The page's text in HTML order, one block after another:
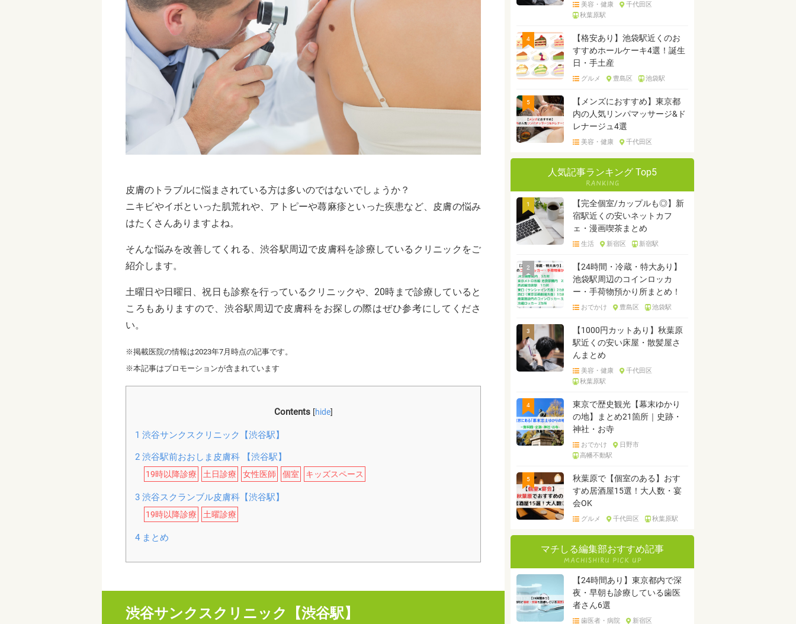
皮膚のトラブルに悩まされている方は多いのではないでしょうか？
ニキビやイボといった肌荒れや、アトピーや蕁麻疹といった疾患など、皮膚の悩み
はたくさんありますよね。
そんな悩みを改善してくれる、渋谷駅周辺で皮膚科を診療しているクリニックをご
紹介します。
土曜日や日曜日、祝日も診察を行っているクリニックや、20時まで診療していると
ころもありますので、渋谷駅周辺で皮膚科をお探しの際はぜひ参考にしてくださ
い。
※掲載医院の情報は2023年7月時点の記事です。
※本記事はプロモーションが含まれています
Contents [hide]
1 渋谷サンクスクリニック【渋谷駅】
2渋谷駅前おおしま皮膚科 【渋谷駅】
19時以降診療 土日診療 女性医師 個室 キッズスペース
3渋谷スクランブル皮膚科【渋谷駅】
19時以降診療 土曜診療
4まとめ
渋谷サンクスクリニック【渋谷駅】
美容・健康
千代田区
秋葉原駅
4
【格安あり】池袋駅近くのお
すすめホールケーキ4選！誕生
日・手土産
グルメ 豊島区 池袋駅
5
【メンズにおすすめ】東京都
内の人気リンパマッサージ&ド
レナージュ4選
美容・健康 千代田区
人気記事ランキング Top5
1
【完全個室/カップルも◎】新
宿駅近くの安いネットカフ
ェ・漫画喫茶まとめ
生活 新宿区 新宿駅
2
【24時間・冷蔵・特大あり】
池袋駅周辺のコインロッカ
ー・手荷物預かり所まとめ！
おでかけ 豊島区 池袋駅
3
【1000円カットあり】秋葉原
駅近くの安い床屋・散髪屋さ
んまとめ
美容・健康
千代田区
秋葉原駅
4
東京で歴史観光【幕末ゆかり
の地】まとめ21箇所｜史跡・
神社・お寺
おでかけ
日野市
高幡不動駅
5
秋葉原で【個室のある】おす
すめ居酒屋15選！大人数・宴
会OK
グルメ 千代田区 秋葉原駅
マチしる編集部おすすめ記事
【24時間あり】東京都内で深
夜・早朝も診療している歯医
者さん6選
歯医者・病院 新宿区